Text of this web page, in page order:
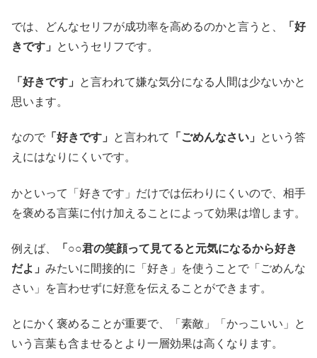
では、どんなセリフが成功率を高めるのかと言うと、
「好
きです」
というセリフです。
「好きです」
と言われて嫌な気分になる人間は少ないかと
思います。
なので 「好きです」 と言われて 「ごめんなさい」
という答
えにはなりにくいです。
かといって「好きです」だけでは伝わりにくいので、相手
を褒める言葉に付け加えることによって効果は増します。
例えば、
「○○君の笑顔って見てると元気になるから好き
だよ」 みたいに間接的に「好き」を使うことで「ごめんな
さい」を言わせずに好意を伝えることができます。
とにかく褒めることが重要で、「素敵」「かっこいい」と
いう言葉も含ませるとより一層効果は高くなります。